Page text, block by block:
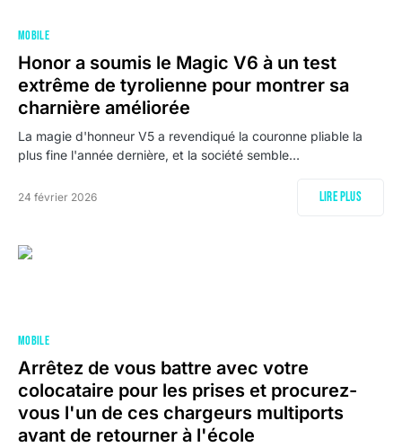
MOBILE
Honor a soumis le Magic V6 à un test
extrême de tyrolienne pour montrer sa
charnière améliorée
La magie d'honneur V5 a revendiqué la couronne pliable la
plus fine l'année dernière, et la société semble…
24 février 2026 Lire plus
MOBILE
Arrêtez de vous battre avec votre
colocataire pour les prises et procurez-
vous l'un de ces chargeurs multiports
avant de retourner à l'école